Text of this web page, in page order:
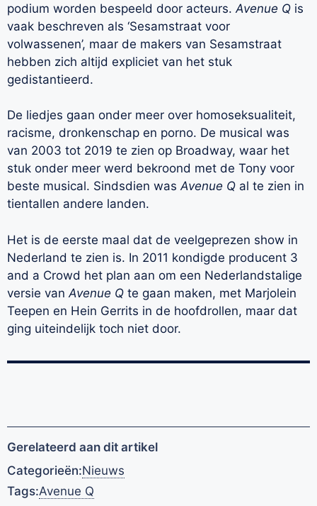
podium worden bespeeld door acteurs. Avenue Q is
vaak beschreven als ‘Sesamstraat voor
volwassenen’, maar de makers van Sesamstraat
hebben zich altijd expliciet van het stuk
gedistantieerd.
De liedjes gaan onder meer over homoseksualiteit,
racisme, dronkenschap en porno. De musical was
van 2003 tot 2019 te zien op Broadway, waar het
stuk onder meer werd bekroond met de Tony voor
beste musical. Sindsdien wasAvenue Q al te zien in
tientallen andere landen.
Het is de eerste maal dat de veelgeprezen show in
Nederland te zien is. In 2011 kondigde producent 3
and a Crowd het plan aan om een Nederlandstalige
versie van Avenue Q te gaan maken, met Marjolein
Teepen en Hein Gerrits in de hoofdrollen, maar dat
ging uiteindelijk toch niet door.
Gerelateerd aan dit artikel
Categorieën:Nieuws
Tags:Avenue Q